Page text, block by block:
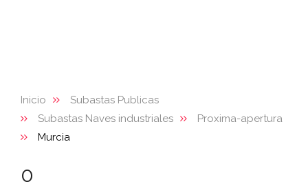
Inicio
Subastas Publicas
Subastas Naves industriales
Proxima-apertura
Murcia
0